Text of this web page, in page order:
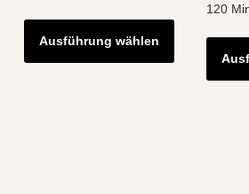
Ausführung wählen
Dieses
Produkt
weist
120